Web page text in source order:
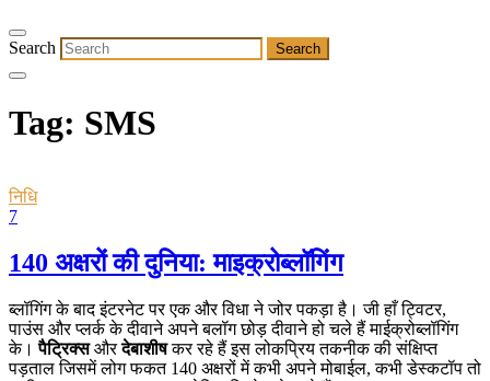
Search
Tag: SMS
निधि
7
140 अक्षरों की दुनिया: माइक्रोब्लॉगिंग
ब्लॉगिंग के बाद इंटरनेट पर एक और विधा ने जोर पकड़ा है। जी हाँ ट्विटर,
पाउंस और प्लर्क के दीवाने अपने बलॉग छोड़ दीवाने हो चले हैं माईक्रोब्लॉगिंग
के।पैट्रिक्सऔरदेबाशीषकर रहे हैं इस लोकप्रिय तकनीक की संक्षिप्त
पड़ताल जिसमें लोग फकत 140 अक्षरों में कभी अपने मोबाईल, कभी डेस्कटॉप तो